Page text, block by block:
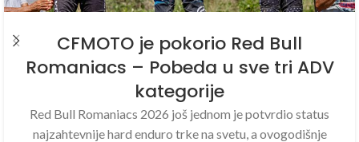
CFMOTO je pokorio Red Bull
Romaniacs – Pobeda u sve tri ADV
kategorije
Red Bull Romaniacs 2026 još jednom je potvrdio status
najzahtevnije hard enduro trke na svetu, a ovogodišnje